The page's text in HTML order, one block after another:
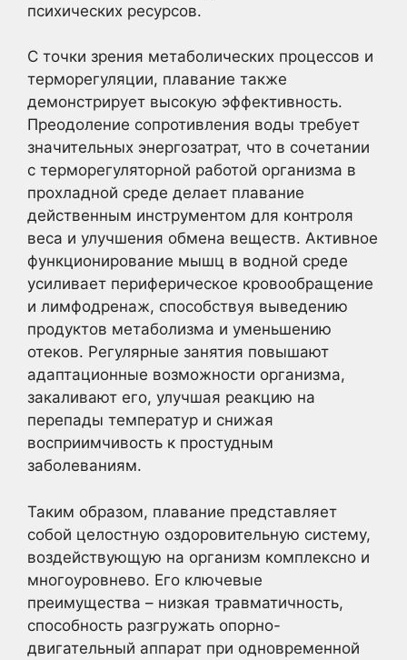
психических ресурсов.
С точки зрения метаболических процессов и
терморегуляции, плавание также
демонстрирует высокую эффективность.
Преодоление сопротивления воды требует
значительных энергозатрат, что в сочетании
с терморегуляторной работой организма в
прохладной среде делает плавание
действенным инструментом для контроля
веса и улучшения обмена веществ. Активное
функционирование мышц в водной среде
усиливает периферическое кровообращение
и лимфодренаж, способствуя выведению
продуктов метаболизма и уменьшению
отеков. Регулярные занятия повышают
адаптационные возможности организма,
закаливают его, улучшая реакцию на
перепады температур и снижая
восприимчивость к простудным
заболеваниям.
Таким образом, плавание представляет
собой целостную оздоровительную систему,
воздействующую на организм комплексно и
многоуровнево. Его ключевые
преимущества – низкая травматичность,
способность разгружать опорно-
двигательный аппарат при одновременной